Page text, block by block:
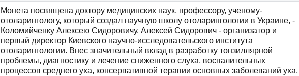
Монета посвящена доктору медицинских наук, профессору, ученому-
отоларингологу, который создал научную школу отоларингологии в Украине, -
Коломийченку Алексею Сидоровичу. Алексей Сидорович - организатор и
первый директор Киевского научно-исследовательского института
отоларингологии. Внес значительный вклад в разработку тонзиллярной
проблемы, диагностику и лечение сниженного слуха, воспалительных
процессов среднего уха, консервативной терапии основных заболеваний уха,